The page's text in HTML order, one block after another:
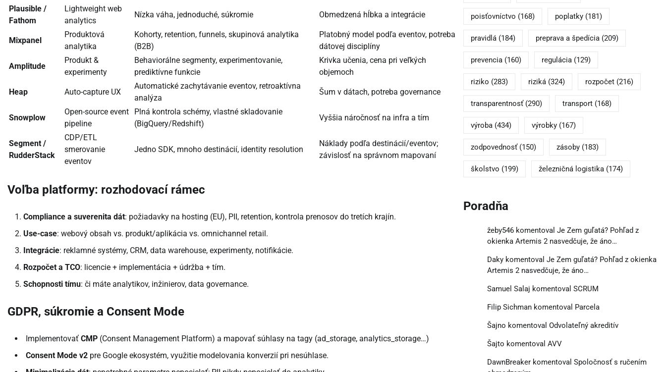
Plausible /
Fathom
Lightweight web
analytics
Nízka váha, jednoduché, súkromie Obmedzená hĺbka a integrácie
Mixpanel
Produktová
analytika
Kohorty, retention, funnels, skupinová analytika
(B2B)
Platobný model podľa eventov, potreba
dátovej disciplíny
Amplitude
Produkt &
experimenty
Behaviorálne segmenty, experimentovanie,
prediktívne funkcie
Krivka učenia, cena pri veľkých
objemoch
Heap Auto-capture UX
Automatické zachytávanie eventov, retroaktívna
analýza
Šum v dátach, potreba governance
Snowplow
Open-source event
pipeline
Plná kontrola schémy, vlastné skladovanie
(BigQuery/Redshift)
Vyššia náročnosť na infra a tím
Segment /
RudderStack
CDP/ETL
smerovanie
eventov
Jedno SDK, mnoho destinácií, identity resolution
Náklady podľa destinácií/eventov;
závislosť na správnom mapovaní
Voľba platformy: rozhodovací rámec
Compliance a suverenita dát: požiadavky na hosting (EU), PII, retention, kontrola prenosov do tretích krajín.
Use-case: webový obsah vs. produkt/aplikácia vs. omnichannel retail.
Integrácie: reklamné systémy, CRM, data warehouse, experimenty, notifikácie.
Rozpočet a TCO: licencie + implementácia + údržba + tím.
Schopnosti tímu: či máte analytikov, inžinierov, data governance.
GDPR, súkromie a Consent Mode
Implementovať CMP (Consent Management Platform) a mapovať súhlasy na tagy (ad_storage, analytics_storage…)
Consent Mode v2 pre Google ekosystém, využitie modelovania konverzií pri nesúhlase.
poisťovníctvo (168) poplatky(181)
pravidlá(184) preprava a špedícia(209)
prevencia(160) regulácia(129)
riziko (283) riziká(324) rozpočet(216)
transparentnosť(290) transport(168)
výroba(434) výrobky(167)
zodpovednosť(150) zásoby(183)
školstvo (199) železničná logistika(174)
Poradňa
žeby546komentoval Je Zem guľatá? Pohľad z
okienka Artemis 2 nasvedčuje, že áno…
Dakykomentoval Je Zem guľatá? Pohľad z okienka
Artemis 2 nasvedčuje, že áno…
Samuel Salaj komentoval SCRUM
Filip Sichmankomentoval Parcela
Šajno komentoval Odvolateľný akreditív
Šajto komentoval AVV
DawnBreakerkomentoval Spoločnosť s ručením